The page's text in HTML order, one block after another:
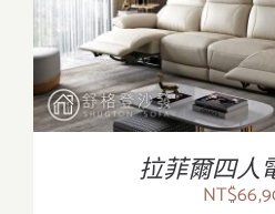
詳情
拉菲爾四人
NT$